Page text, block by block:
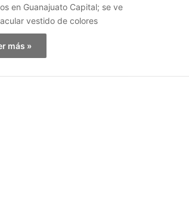
en Guanajuato Capital; se ve
vestido de colores
más »